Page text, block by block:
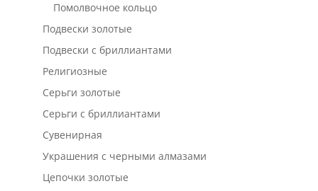
Помолвочное кольцо
Подвески золотые
Подвески с бриллиантами
Религиозные
Серьги золотые
Серьги с бриллиантами
Сувенирная
Украшения с черными алмазами
Цепочки золотые